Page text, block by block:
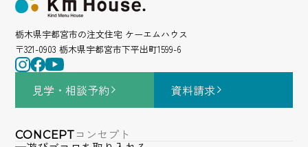
栃木県宇都宮市の注文住宅 ケーエムハウス
〒321-0903 栃木県宇都宮市下平出町1599-6
見学・相談予約 資料請求
CONCEPTコンセプト